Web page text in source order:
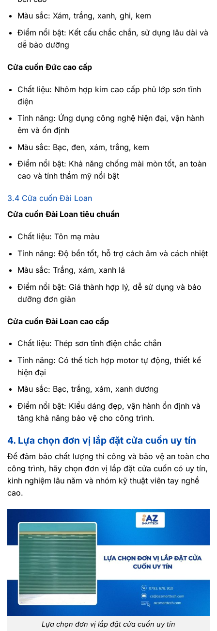
Màu sắc: Xám, trắng, xanh, ghi, kem
Điểm nổi bật: Kết cấu chắc chắn, sử dụng lâu dài và
dễ bảo dưỡng
Cửa cuốn Đức cao cấp
Chất liệu: Nhôm hợp kim cao cấp phủ lớp sơn tĩnh
điện
Tính năng: Ứng dụng công nghệ hiện đại, vận hành
êm và ổn định
Màu sắc: Bạc, đen, xám, trắng, kem
Điểm nổi bật: Khả năng chống mài mòn tốt, an toàn
cao và tính thẩm mỹ nổi bật
3.4 Cửa cuốn Đài Loan
Cửa cuốn Đài Loan tiêu chuẩn
Chất liệu: Tôn mạ màu
Tính năng: Độ bền tốt, hỗ trợ cách âm và cách nhiệt
Màu sắc: Trắng, xám, xanh lá
Điểm nổi bật: Giá thành hợp lý, dễ sử dụng và bảo
dưỡng đơn giản
Cửa cuốn Đài Loan cao cấp
Chất liệu: Thép sơn tĩnh điện chắc chắn
Tính năng: Có thể tích hợp motor tự động, thiết kế
hiện đại
Màu sắc: Bạc, trắng, xám, xanh dương
Điểm nổi bật: Kiểu dáng đẹp, vận hành ổn định và
tăng khả năng bảo vệ cho công trình.
4. Lựa chọn đơn vị lắp đặt cửa cuốn uy tín
Để đảm bảo chất lượng thi công và bảo vệ an toàn cho
công trình, hãy chọn đơn vị lắp đặt cửa cuốn có uy tín,
kinh nghiệm lâu năm và nhóm kỹ thuật viên tay nghề
cao.
Lựa chọn đơn vị lắp đặt cửa cuốn uy tín